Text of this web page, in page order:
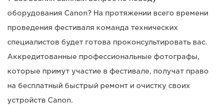
оборудования Canon? На протяжении всего времени
проведения фестиваля команда технических
специалистов будет готова проконсультировать вас.
Аккредитованные профессиональные фотографы,
которые примут участие в фестивале, получат право
на бесплатный быстрый ремонт и очистку своих
устройств Canon.